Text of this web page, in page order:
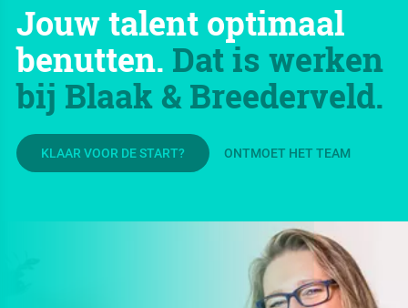
Jouw talent optimaal
benutten. Dat is werken
bij Blaak & Breederveld.
KLAAR VOOR DE START? ONTMOET HET TEAM